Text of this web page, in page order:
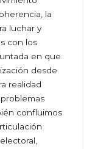
la
luchar y
con los
en que
desde
realidad
confluimos